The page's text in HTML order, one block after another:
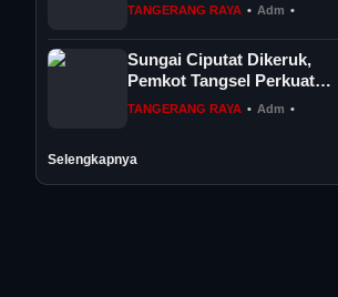
TANGERANG RAYA • Adm •
Sungai Ciputat Dikeruk,
Pemkot Tangsel Perkuat
Sistem Pengendalian Banjir
TANGERANG RAYA • Adm •
Selengkapnya